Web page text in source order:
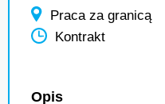
Praca za granicą
Kontrakt
Opis